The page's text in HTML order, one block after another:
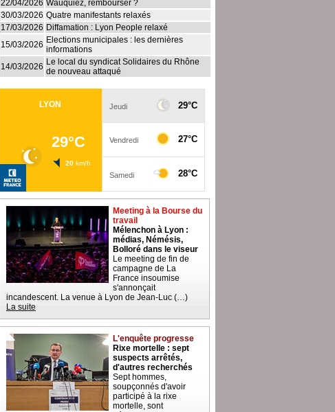
22/04/2026 Wauquiez, rembourser ?
30/03/2026 Quatre manifestants relaxés
17/03/2026 Diffamation : Lyon People relaxé
15/03/2026 Elections municipales : les dernières
informations
14/03/2026 Le local du syndicat Solidaires du Rhône
de nouveau attaqué
Meeting à la Bourse du
travail
Mélenchon à Lyon :
médias, Némésis,
Bolloré dans le viseur
Le meeting de fin de
campagne de La
France insoumise
s'annonçait
incandescent. La venue à Lyon de Jean-Luc (…)
La suite
L'enquête progresse
Rixe mortelle : sept
suspects arrêtés,
d'autres recherchés
Sept hommes,
soupçonnés d'avoir
participé à la rixe
mortelle, sont